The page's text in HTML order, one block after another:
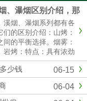
、瀑烟区别介绍，那
溪烟、瀑烟系列都有各
的区别介绍：山烤：
的平衡选择。烟雾：
岩烤：特点：具有浓劲
会有更大的烟雾。体
感。溪烟：特点：提供
较薄。体......
06-15
少钱
06-04